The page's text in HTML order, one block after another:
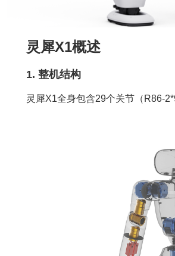
灵犀X1概述
1. 整机结构
灵犀X1全身包含29个关节（R86-